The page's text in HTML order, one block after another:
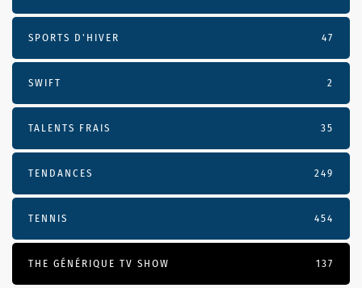
SPORTS D'HIVER 47
SWIFT 2
TALENTS FRAIS 35
TENDANCES 249
TENNIS 454
THE GÉNÉRIQUE TV SHOW 137